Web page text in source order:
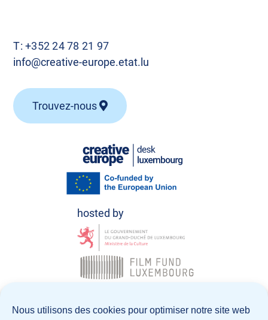
Nous utilisons des cookies pour optimiser notre site web
T:+352 24 78 21 97
info@creative-europe.etat.lu
Trouvez-nous
© Creative Europe Desk Luxembourg 2026